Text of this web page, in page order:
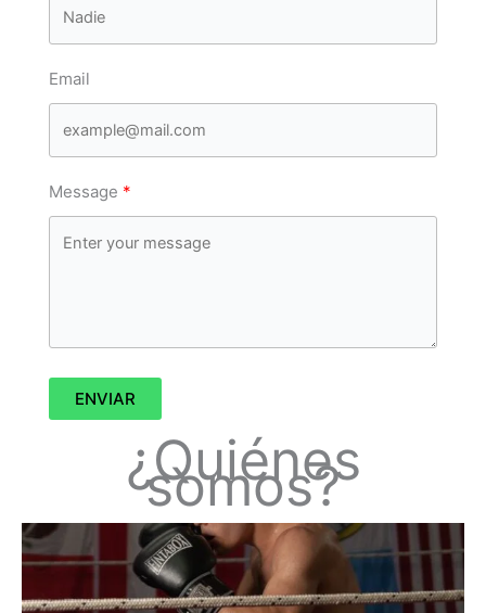
Email
Message
ENVIAR
¿Quiénes
somos?